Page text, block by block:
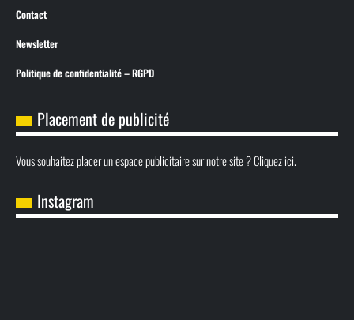
Contact
Newsletter
Politique de confidentialité – RGPD
Placement de publicité
Vous souhaitez placer un espace publicitaire sur notre site ? Cliquez ici.
Instagram